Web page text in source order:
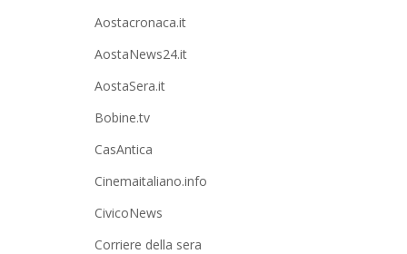
Aostacronaca.it
AostaNews24.it
AostaSera.it
Bobine.tv
CasAntica
Cinemaitaliano.info
CivicoNews
Corriere della sera